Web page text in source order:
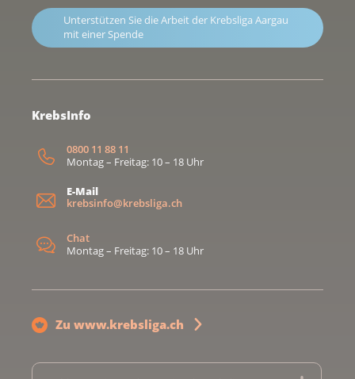
Unterstützen Sie die Arbeit der Krebsliga Aargau
mit einer Spende
KrebsInfo
0800 11 88 11
Montag – Freitag: 10 – 18 Uhr
E-Mail
krebsinfo@krebsliga.ch
Chat
Montag – Freitag: 10 – 18 Uhr
Zu www.krebsliga.ch